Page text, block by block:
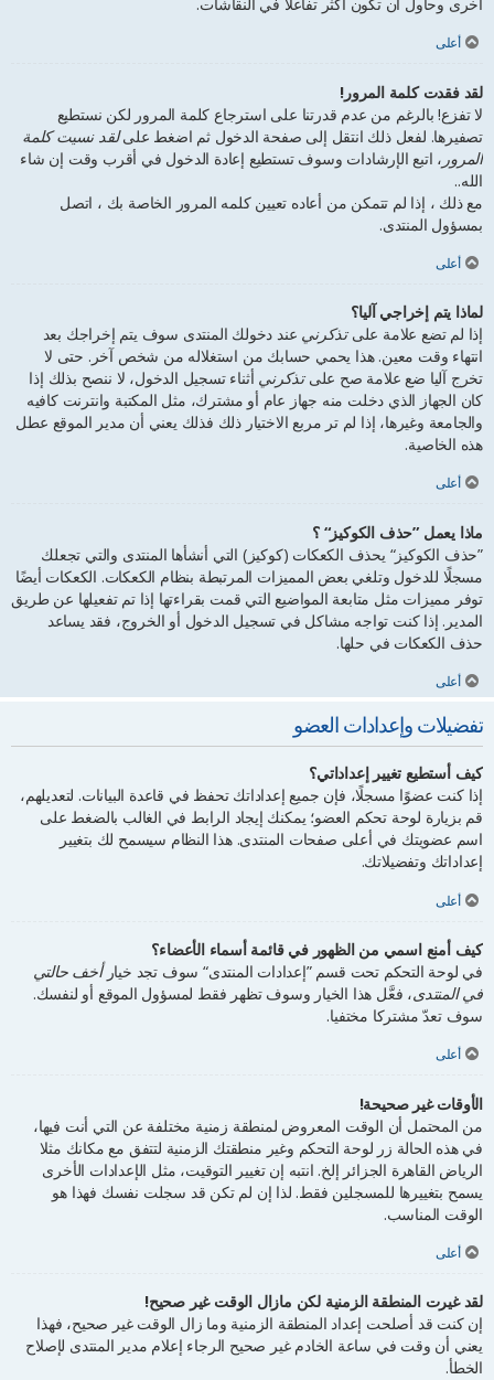
أعلى
لقد فقدت كلمة المرور!
لا تفزع! بالرغم من عدم قدرتنا على استرجاع كلمة المرور لكن نستطيع
تصفيرها. لفعل ذلك انتقل إلى صفحة الدخول ثم اضغط علىلقد نسيت كلمة
المرور ، اتبع الإرشادات وسوف تستطيع إعادة الدخول في أقرب وقت إن شاء
الله..
مع ذلك ، إذا لم تتمكن من أعاده تعيين كلمه المرور الخاصة بك ، اتصل
بمسؤول المنتدى.
أعلى
لماذا يتم إخراجي آليا؟
إذا لم تضع علامة علىتذكرني عند دخولك المنتدى سوف يتم إخراجك بعد
انتهاء وقت معين. هذا يحمي حسابك من استغلاله من شخص آخر. حتى لا
تخرج آليا ضع علامة صح علىتذكرني أثناء تسجيل الدخول، لا ننصح بذلك إذا
كان الجهاز الذي دخلت منه جهاز عام أو مشترك، مثل المكتبة وانترنت كافيه
والجامعة وغيرها، إذا لم تر مربع الاختيار ذلك فذلك يعني أن مدير الموقع عطل
هذه الخاصية.
أعلى
ماذا يعمل ”حذف الكوكيز“ ؟
”حذف الكوكيز“ يحذف الكعكات (كوكيز) التي أنشأها المنتدى والتي تجعلك
مسجلًا للدخول وتلغي بعض المميزات المرتبطة بنظام الكعكات. الكعكات أيضًا
توفر مميزات مثل متابعة المواضيع التي قمت بقراءتها إذا تم تفعيلها عن طريق
المدير. إذا كنت تواجه مشاكل في تسجيل الدخول أو الخروج، فقد يساعد
حذف الكعكات في حلها.
أعلى
تفضيلات وإعدادات العضو
كيف أستطيع تغيير إعداداتي؟
إذا كنت عضوًا مسجلًا، فإن جميع إعداداتك تحفظ في قاعدة البيانات. لتعديلهم،
قم بزيارة لوحة تحكم العضو؛ يمكنك إيجاد الرابط في الغالب بالضغط على
اسم عضويتك في أعلى صفحات المنتدى. هذا النظام سيسمح لك بتغيير
إعداداتك وتفضيلاتك.
أعلى
كيف أمنع اسمي من الظهور في قائمة أسماء الأعضاء؟
في لوحة التحكم تحت قسم ”إعدادات المنتدى“ سوف تجد خيارأخف حالتي
في المنتدى، فعَّل هذا الخيار وسوف تظهر فقط لمسؤول الموقع أو لنفسك.
سوف تعدّ مشتركا مختفيا.
أعلى
الأوقات غير صحيحة!
من المحتمل أن الوقت المعروض لمنطقة زمنية مختلفة عن التي أنت فيها،
في هذه الحالة زر لوحة التحكم وغير منطقتك الزمنية لتتفق مع مكانك مثلا
الرياض القاهرة الجزائر إلخ. انتبه إن تغيير التوقيت، مثل الإعدادات الأخرى
يسمح بتغييرها للمسجلين فقط. لذا إن لم تكن قد سجلت نفسك فهذا هو
الوقت المناسب.
أعلى
لقد غيرت المنطقة الزمنية لكن مازال الوقت غير صحيح!
إن كنت قد أصلحت إعداد المنطقة الزمنية وما زال الوقت غير صحيح، فهذا
يعني أن وقت في ساعة الخادم غير صحيح الرجاء إعلام مدير المنتدى لإصلاح
الخطأ.